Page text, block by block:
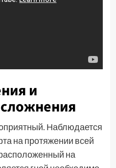
и
Наблюдается
на протяжении всей
на